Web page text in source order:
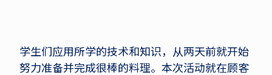
学生们应用所学的技术和知识，从两天前就开始
努力准备并完成很棒的料理。本次活动就在顾客